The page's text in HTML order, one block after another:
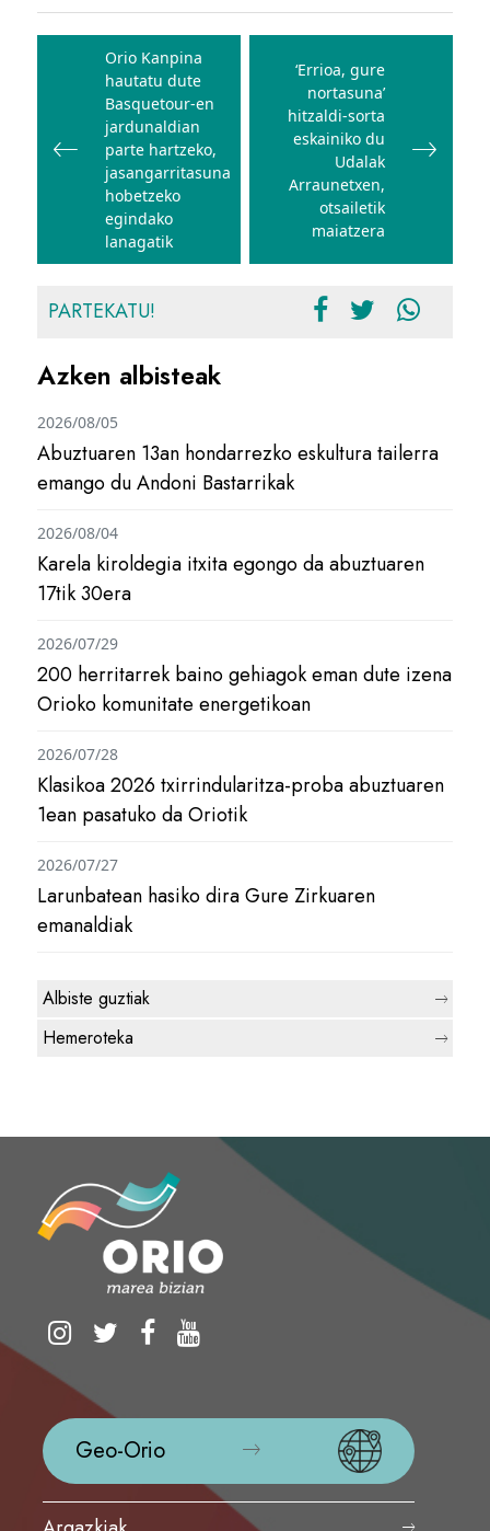
Bidalketetan
zehar
nabigatu
Orio Kanpina
hautatu dute
Basquetour-en
jardunaldian
parte hartzeko,
jasangarritasuna
hobetzeko
egindako
lanagatik
‘Errioa, gure
nortasuna’
hitzaldi-sorta
eskainiko du
Udalak
Arraunetxen,
otsailetik
maiatzera
PARTEKATU!
Azken albisteak
Abuztuaren 13an hondarrezko eskultura tailerra
emango du Andoni Bastarrikak
2026/08/05
Karela kiroldegia itxita egongo da abuztuaren
17tik 30era
2026/08/04
200 herritarrek baino gehiagok eman dute izena
Orioko komunitate energetikoan
2026/07/29
Klasikoa 2026 txirrindularitza-proba abuztuaren
1ean pasatuko da Oriotik
2026/07/28
Larunbatean hasiko dira Gure Zirkuaren
emanaldiak
2026/07/27
Albiste guztiak
Hemeroteka
Geo-Orio